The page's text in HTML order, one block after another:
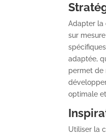
Adapter la
sur
adaptée,
permet de
optimale
Utiliser la